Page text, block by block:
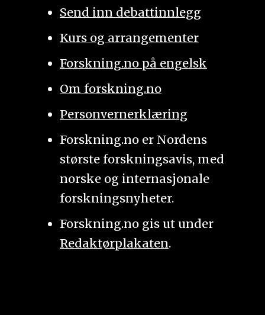
Send inn debattinnlegg
Kurs og arrangementer
Forskning.no på engelsk
Om forskning.no
Personvernerklæring
Forskning.no er Nordens
største forskningsavis, med
norske og internasjonale
forskningsnyheter.
Forskning.no gis ut under
Redaktørplakaten.